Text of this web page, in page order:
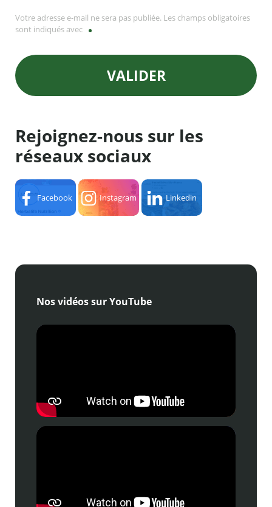
Votre adresse e-mail ne sera pas publiée. Les champs obligatoires
sont indiqués avec
VALIDER
Rejoignez-nous sur les
réseaux sociaux
Facebook Instagram Linkedin
Nos vidéos sur YouTube